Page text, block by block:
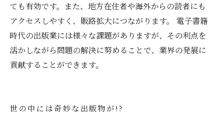
ても有効です。また、地方在住者や海外からの読者にも
アクセスしやすく、販路拡大につながります。 電子書籍
時代の出版業には様々な課題がありますが、その利点を
活かしながら問題の解決に努めることで、業界の発展に
貢献することができます。
世の中には奇妙な出版物が!?